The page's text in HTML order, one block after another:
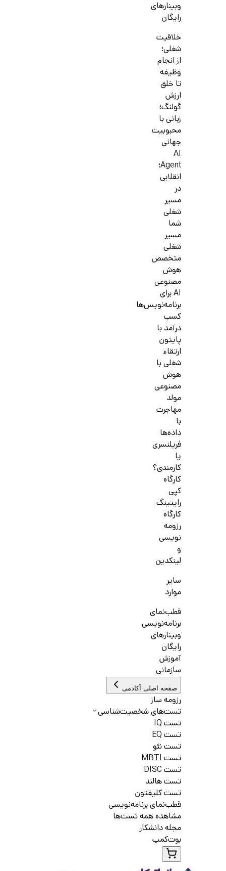
وبینارهای
رایگان
خلاقیت
شغلی؛
از انجام
وظیفه
تا خلق
ارزش
گولنگ؛
زبانی با
محبوبیت
جهانی
AI
Agent؛
انقلابی
در
مسیر
شغلی
شما
مسیر
شغلی
متخصص
هوش
مصنوعی
AI برای
برنامه‌نویس‌ها
کسب
درآمد با
پایتون
ارتقاء
شغلی با
هوش
مصنوعی
مولد
مهاجرت
با
داده‌ها
فریلنسری
یا
کارمندی؟
کارگاه
کپی
رایتینگ
کارگاه
رزومه
نویسی
و
لینکدین
سایر
موارد
قطب‌نمای
برنامه‌نویسی
وبینارهای
رایگان
آموزش
سازمانی
صفحه اصلی آکادمی
رزومه ساز
تست‌های شخصیت‌شناسی
تست IQ
تست EQ
تست نئو
تست MBTI
تست DISC
تست هالند
تست کلیفتون
قطب‌نمای برنامه‌نویسی
مشاهده همه تست‌ها
مجله دانشکار
بوت‌کمپ